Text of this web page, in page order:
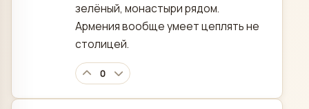
зелёный, монастыри рядом.
Армения вообще умеет цеплять не
столицей.
0